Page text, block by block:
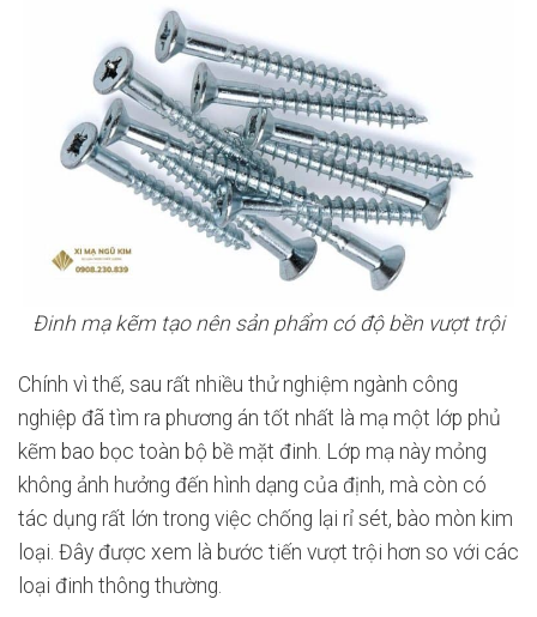
Đinh mạ kẽm tạo nên sản phẩm có độ bền vượt trội
Chính vì thế, sau rất nhiều thử nghiệm ngành công
nghiệp đã tìm ra phương án tốt nhất là mạ một lớp phủ
kẽm bao bọc toàn bộ bề mặt đinh. Lớp mạ này mỏng
không ảnh hưởng đến hình dạng của định, mà còn có
tác dụng rất lớn trong việc chống lại rỉ sét, bào mòn kim
loại. Đây được xem là bước tiến vượt trội hơn so với các
loại đinh thông thường.